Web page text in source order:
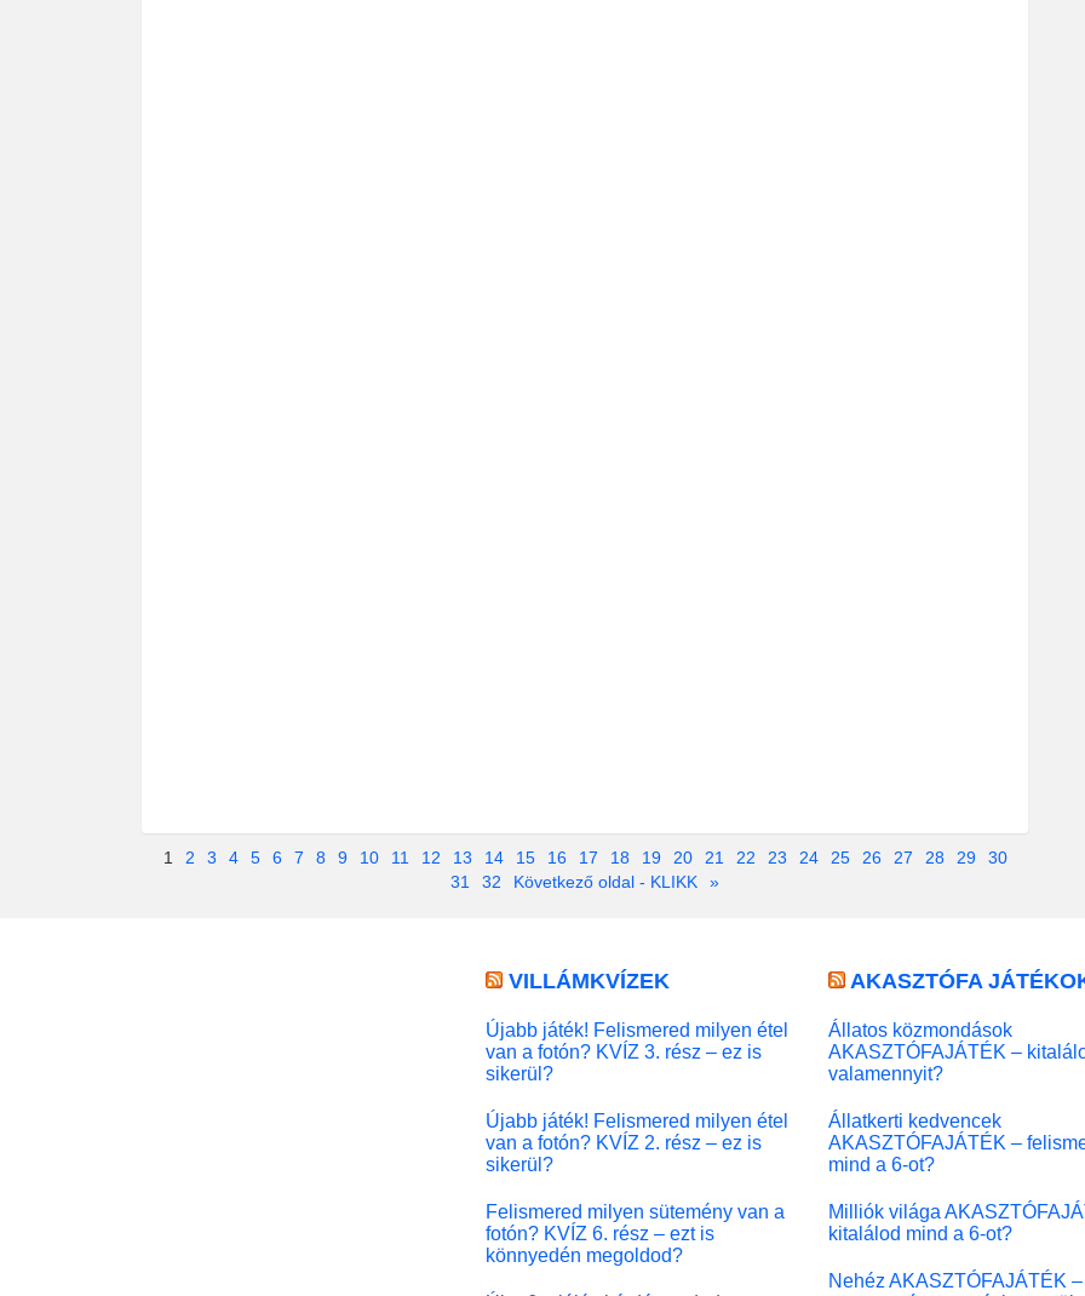
1 2 3 4 5 6 7 8 9 10 11 12 13 14 15 16 17 18 19 20 21 22 23 24 25 26 27 28 29
30
31
32 Következő oldal - KLIKK »
VILLÁMKVÍZEK
Újabb játék! Felismered milyen étel
van a fotón? KVÍZ 3. rész – ez is
sikerül?
Újabb játék! Felismered milyen étel
van a fotón? KVÍZ 2. rész – ez is
sikerül?
Felismered milyen sütemény van a
fotón? KVÍZ 6. rész – ezt is
könnyedén megoldod?
AKASZTÓFA
Állatos közmondások
AKASZTÓFAJÁTÉK –
valamennyit?
Állatkerti kedvencek
AKASZTÓFAJÁTÉK –
mind a 6-ot?
Milliók világa
kitalálod mind a 6-ot?
Nehéz AKASZTÓFAJÁTÉK